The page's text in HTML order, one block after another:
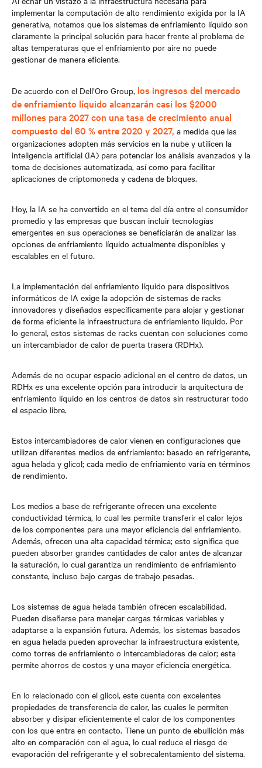
implementar la computación de alto rendimiento exigida por la IA
generativa, notamos que los sistemas de enfriamiento líquido son
claramente la principal solución para hacer frente al problema de
altas temperaturas que el enfriamiento por aire no puede
gestionar de manera eficiente.
De acuerdo con el Dell’Oro Group, los ingresos del mercado
de enfriamiento líquido alcanzarán casi los $2000
millones para 2027 con una tasa de crecimiento anual
compuesto del 60 % entre 2020 y 2027, a medida que las
organizaciones adopten más servicios en la nube y utilicen la
inteligencia artificial (IA) para potenciar los análisis avanzados y la
toma de decisiones automatizada, así como para facilitar
aplicaciones de criptomoneda y cadena de bloques.
Hoy, la IA se ha convertido en el tema del día entre el consumidor
promedio y las empresas que buscan incluir tecnologías
emergentes en sus operaciones se beneficiarán de analizar las
opciones de enfriamiento líquido actualmente disponibles y
escalables en el futuro.
La implementación del enfriamiento líquido para dispositivos
informáticos de IA exige la adopción de sistemas de racks
innovadores y diseñados específicamente para alojar y gestionar
de forma eficiente la infraestructura de enfriamiento líquido. Por
lo general, estos sistemas de racks cuentan con soluciones como
un intercambiador de calor de puerta trasera (RDHx).
Además de no ocupar espacio adicional en el centro de datos, un
RDHx es una excelente opción para introducir la arquitectura de
enfriamiento líquido en los centros de datos sin restructurar todo
el espacio libre.
Estos intercambiadores de calor vienen en configuraciones que
utilizan diferentes medios de enfriamiento: basado en refrigerante,
agua helada y glicol; cada medio de enfriamiento varía en términos
de rendimiento.
Los medios a base de refrigerante ofrecen una excelente
conductividad térmica, lo cual les permite transferir el calor lejos
de los componentes para una mayor eficiencia del enfriamiento.
Además, ofrecen una alta capacidad térmica; esto significa que
pueden absorber grandes cantidades de calor antes de alcanzar
la saturación, lo cual garantiza un rendimiento de enfriamiento
constante, incluso bajo cargas de trabajo pesadas.
Los sistemas de agua helada también ofrecen escalabilidad.
Pueden diseñarse para manejar cargas térmicas variables y
adaptarse a la expansión futura. Además, los sistemas basados
en agua helada pueden aprovechar la infraestructura existente,
como torres de enfriamiento o intercambiadores de calor; esta
permite ahorros de costos y una mayor eficiencia energética.
En lo relacionado con el glicol, este cuenta con excelentes
propiedades de transferencia de calor, las cuales le permiten
absorber y disipar eficientemente el calor de los componentes
con los que entra en contacto. Tiene un punto de ebullición más
alto en comparación con el agua, lo cual reduce el riesgo de
evaporación del refrigerante y el sobrecalentamiento del sistema.